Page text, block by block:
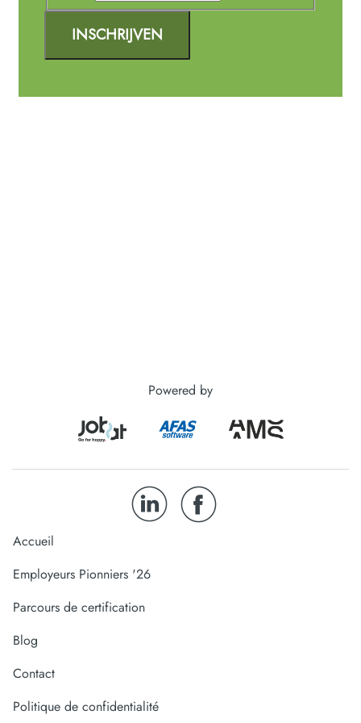
Powered by
Accueil
Employeurs Pionniers '26
Parcours de certification
Blog
Contact
Politique de confidentialité